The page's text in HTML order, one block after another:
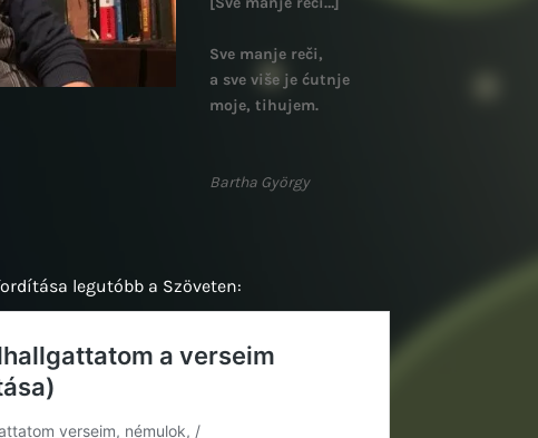
Sve manje reči,
a sve više je ćutnje
moje, tihujem.
Bartha György
legutóbb a Szöveten: